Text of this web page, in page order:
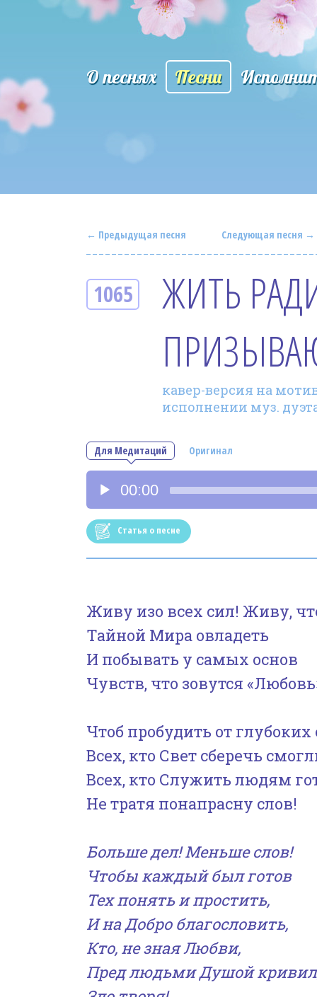
О песнях Песни
← Предыдущая песня Следующая песня →
1065
ЖИТЬ
кавер-версия на
исполнении муз.
Для Медитаций Оригинал
Аудиоплеер
00:00
Статья о песне
Живу изо всех сил! Живу,
Тайной Мира овладеть
И побывать у самых основ
Чувств, что зовутся
Чтоб пробудить от глубоких
Всех, кто Свет сберечь
Всех, кто Служить людям
Не тратя понапрасну слов!
Больше дел! Меньше слов!
Чтобы каждый был готов
Тех понять и простить,
И на Добро благословить,
Кто, не зная Любви,
Пред людьми Душой